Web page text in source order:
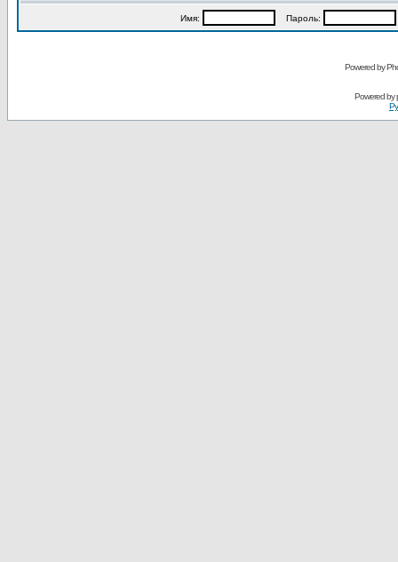
Имя: Пароль:
Powered by
Powered by